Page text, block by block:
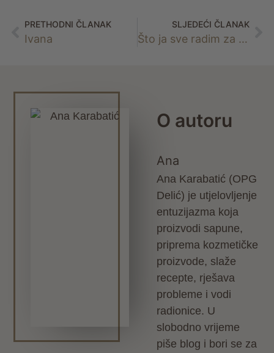
PRETHODNI ČLANAK
Ivana
SLJEDEĆI ČLANAK
Što ja sve radim za svoju suhu kožu
O autoru
Ana
Ana Karabatić (OPG
Delić) je utjelovljenje
entuzijazma koja
proizvodi sapune,
priprema kozmetičke
proizvode, slaže
recepte, rješava
probleme i vodi
radionice. U
slobodno vrijeme
piše blog i bori se za